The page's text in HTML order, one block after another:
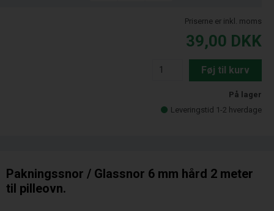
Priserne er inkl. moms
39,00 DKK
Føj til kurv
På lager
Leveringstid 1-2 hverdage
Pakningssnor / Glassnor 6 mm hård 2 meter
til pilleovn.